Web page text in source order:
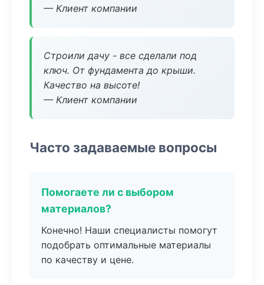
— Клиент компании
Строили дачу - все сделали под
ключ. От фундамента до крыши.
Качество на высоте!
— Клиент компании
Часто задаваемые вопросы
Помогаете ли с выбором
материалов?
Конечно! Наши специалисты помогут
подобрать оптимальные материалы
по качеству и цене.